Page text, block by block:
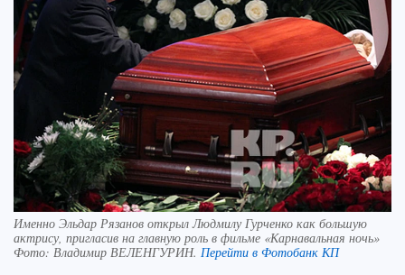
Именно Эльдар Рязанов открыл Людмилу Гурченко как большую
актрису, пригласив на главную роль в фильме «Карнавальная ночь»
Фото: Владимир ВЕЛЕНГУРИН. Перейти в Фотобанк КП